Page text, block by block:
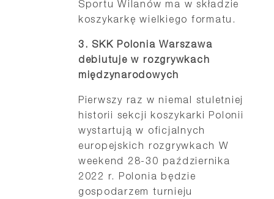
Sportu Wilanów ma w składzie
koszykarkę wielkiego formatu.
3. SKK Polonia Warszawa
debiutuje w rozgrywkach
międzynarodowych
Pierwszy raz w niemal stuletniej
historii sekcji koszykarki Polonii
wystartują w oficjalnych
europejskich rozgrywkach W
weekend 28-30 października
2022 r. Polonia będzie
gospodarzem turnieju